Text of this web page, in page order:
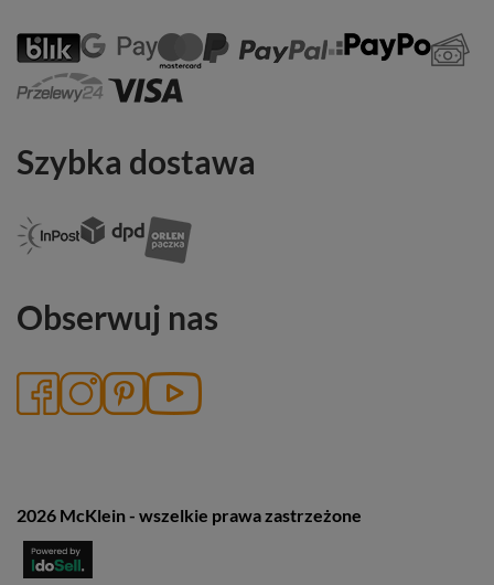
Szybka dostawa
Obserwuj nas
2026 McKlein - wszelkie prawa zastrzeżone